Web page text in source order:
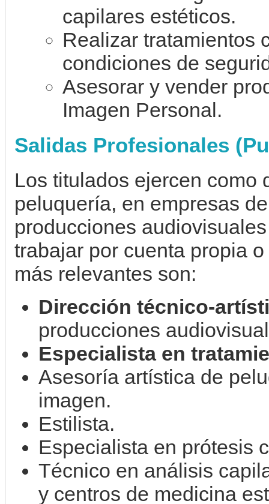
capilares estéticos.
Realizar tratamientos
condiciones de
Asesorar y vender
Imagen Personal.
Salidas Profesionales
Los titulados ejercen como
peluquería, en empresas
producciones
trabajar por cuenta propia
más relevantes son:
Dirección técnico-
producciones
Especialista en
Asesoría artística de
imagen.
Estilista.
Especialista en prótesis
Técnico en análisis
y centros de medicina